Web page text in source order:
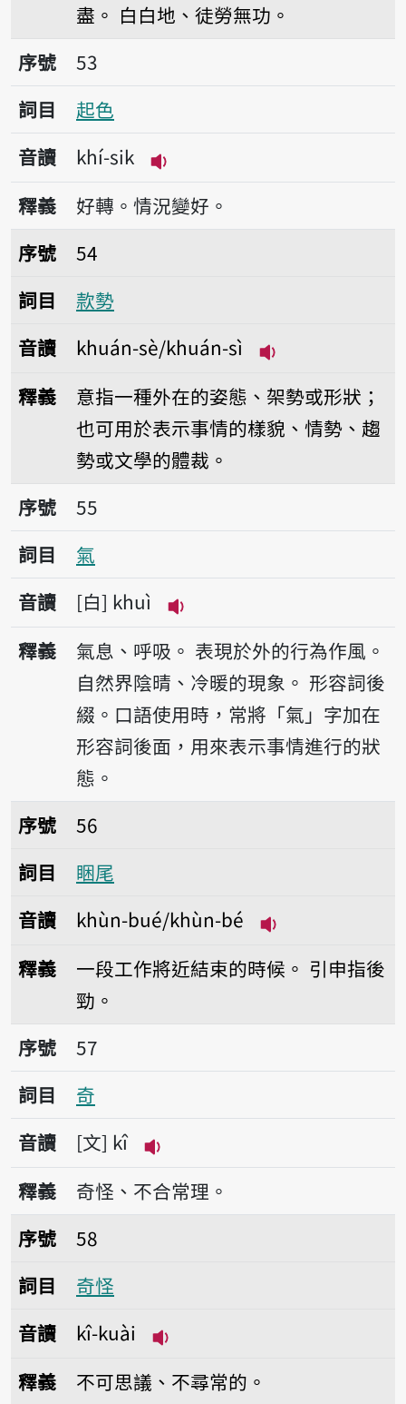
盡。 白白地、徒勞無功。
序號53起色
序號
53
詞目
起色
音讀
khí-sik
播放音讀khí-sik
釋義
好轉。情況變好。
序號54款勢
序號
54
詞目
款勢
音讀
khuán-sè/khuán-sì
釋義
意指一種外在的姿態、架勢或形狀；
也可用於表示事情的樣貌、情勢、趨
勢或文學的體裁。
序號55氣
序號
55
詞目
氣
音讀
白 khuì
播放音讀khuì
釋義 氣息、呼吸。 表現於外的行為作風。
自然界陰晴、冷暖的現象。 形容詞後
綴。口語使用時，常將「氣」字加在
形容詞後面，用來表示事情進行的狀
態。
序號56睏尾
序號
56
詞目
睏尾
音讀
khùn-bué/khùn-bé
釋義 一段工作將近結束的時候。 引申指後
勁。
序號57奇
序號
57
詞目
奇
音讀
文 kî
播放音讀kî
釋義
奇怪、不合常理。
序號58奇怪
序號
58
詞目
奇怪
音讀
kî-kuài
釋義
不可思議、不尋常的。